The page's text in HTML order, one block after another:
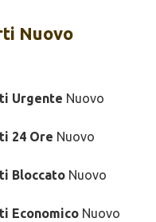
Nuovo
Urgente Nuovo
24 Ore Nuovo
Bloccato Nuovo
Economico Nuovo